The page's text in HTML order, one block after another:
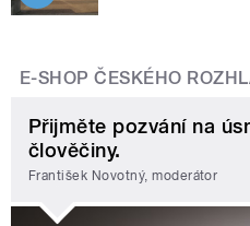
E-SHOP ČESKÉHO
Přijměte pozvání na
člověčiny.
František Novotný, moderátor